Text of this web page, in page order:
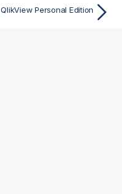
QlikView Personal Edition